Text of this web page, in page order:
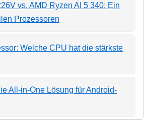
vs. AMD Ryzen AI 5 340: Ein
Prozessoren
Welche CPU hat die stärkste
All-in-One Lösung für Android-